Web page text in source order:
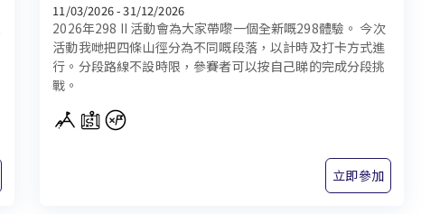
11/03/2026 - 31/12/2026
2026年298 II 活動會為大家帶嚟一個全新嘅298體驗。 今次
活動我哋把四條山徑分為不同嘅段落，以計時及打卡方式進
行。分段路線不設時限，參賽者可以按自己睇的完成分段挑
戰。
立即參加